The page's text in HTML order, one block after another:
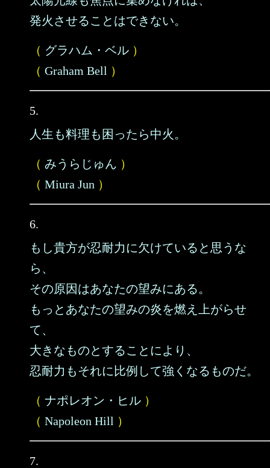
発火させることはできない。
（ グラハム・ベル ）
（ Graham Bell ）
5.
人生も料理も困ったら中火。
（ みうらじゅん ）
（ Miura Jun ）
6.
もし貴方が忍耐力に欠けていると思うな
ら、
その原因はあなたの望みにある。
もっとあなたの望みの炎を燃え上がらせ
て、
大きなものとすることにより、
忍耐力もそれに比例して強くなるものだ。
（ ナポレオン・ヒル ）
（ Napoleon Hill ）
7.